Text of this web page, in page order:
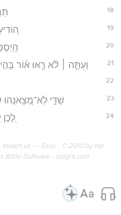
18
19
20
21 וְעַתָּ֤ה ׀ לֹ֘א רָ֤אוּ א֗וֹר
22
23 שַׁדַּ֣י לֹֽא־מְ֭צָאנֻהוּ
24 לָ֭כֵן
--- Grec : © 2010 by the
Bible Software - sblgnt.com